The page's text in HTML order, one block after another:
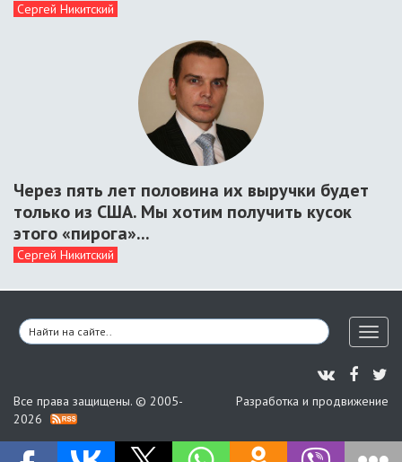
Сергей Никитский
Через пять лет половина их выручки будет
только из США. Мы хотим получить кусок
этого «пирога»...
Сергей Никитский
Все права защищены. © 2005-
2026
Разработка и продвижение